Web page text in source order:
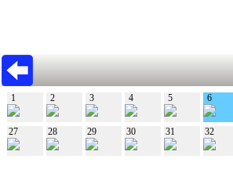
1 2 3 4 5 6
27 28 29 30 31 32